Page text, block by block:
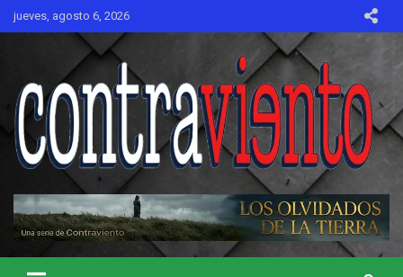
Skip
jueves, agosto 6, 2026
CONTRAVIENTO